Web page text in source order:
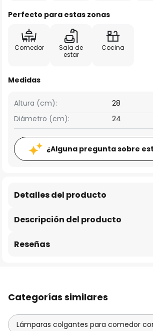
Perfecto para estas zonas
Comedor
Sala de
estar
Cocina
Medidas
Altura (cm):
28
Diámetro (cm):
24
¿Alguna pregunta sobre
Descripción del producto
Detalles del producto
Reseñas
Categorías similares
Lámparas colgantes para comedor